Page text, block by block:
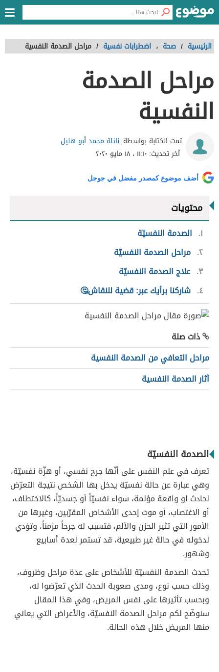
الرئيسية / صحة ، اضطرابات نفسية / مراحل الصدمة النفسية
مراحل الصدمة
النفسية
تمت الكتابة بواسطة: نائلة محمد أبو هليل
آخر تحديث: ١١:١٠ ، ١٨ مايو ٢٠٢٠
أضف موضوع كمصدر مفضل في جوجل
محتويات
١
الصدمة النفسيّة
٢ مراحل الصدمة النفسيّة
٣ علاج الصدمة النفسيّة
٤ شاركنا برأيك عبر: قضية للنقاش🤔
ذات صلة
مراحل التعافي من الصدمة النفسية
آثار الصدمة النفسية
الصدمة النفسيّة
تعرف في علم النفس على أنّها جرح نفسي، أو هزّة نفسيّة،
وهي عبارة عن حالة نفسيّة يدخل بها الشخص نتيجة التعرّض
لحادث او واقعة مؤلمة، سواء نفسيّاً أو جسديّاً، كالاختطاف،
أو الاغتصاب، أو موت إحدى الأشخاص المقرّبين، وغيرها من
الأمور التي تثير الحزن والألم، فتسبب له جرحاً مزمناً، وتؤدي
لدخوله في حالة غير طبيعية، قد تستمر لعدة أسابيع
وشهور.
تحدث الصدمة النفسيّة للأشخاص على عدة مراحل وظروف،
وذلك حسب نوع، ومدى صعوبة الحدث الذي تعرّضوا له،
وبحسب تأثيرها على نفس المريض، وفي هذا المقال
سنوضّح لكم مراحل الصدمة النفسيّة، والأعراض التي يعاني
منها المريض خلال هذه الحالة.